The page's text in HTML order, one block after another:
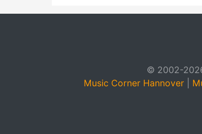
© 2002-
Music Corner Hannover